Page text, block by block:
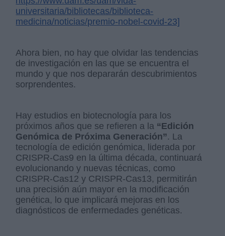
universitaria/bibliotecas/biblioteca-
medicina/noticias/premio-nobel-covid-23]
Ahora bien, no hay que olvidar las tendencias
de investigación en las que se encuentra el
mundo y que nos depararán descubrimientos
sorprendentes.
Hay estudios en biotecnología para los
próximos años que se refieren a la “Edición
Genómica de Próxima Generación”. La
tecnología de edición genómica, liderada por
CRISPR-Cas9 en la última década, continuará
evolucionando y nuevas técnicas, como
CRISPR-Cas12 y CRISPR-Cas13, permitirán
una precisión aún mayor en la modificación
genética, lo que implicará mejoras en los
diagnósticos de enfermedades genéticas.